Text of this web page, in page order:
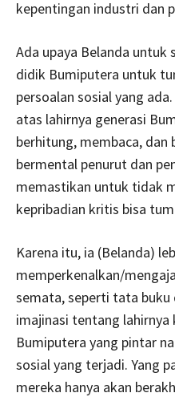
kepentingan industri dan
Ada upaya Belanda untuk
didik Bumiputera untuk
persoalan sosial yang
atas lahirnya generasi
berhitung, membaca, dan
bermental penurut dan
memastikan untuk tidak
kepribadian kritis bisa
Karena itu, ia (Belanda)
memperkenalkan/
semata, seperti tata buku
imajinasi tentang
Bumiputera yang pintar
sosial yang terjadi. Yang
mereka hanya akan